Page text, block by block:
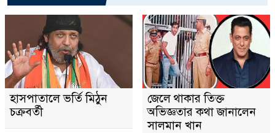
হাসপাতালে ভর্তি মিঠুন
চক্রবর্তী
জেলে থাকার তিক্ত
অভিজ্ঞতার কথা জানালেন
সালমান খান